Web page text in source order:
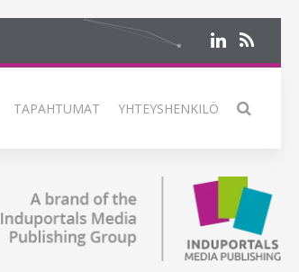
TAPAHTUMAT YHTEYSHENKILÖ